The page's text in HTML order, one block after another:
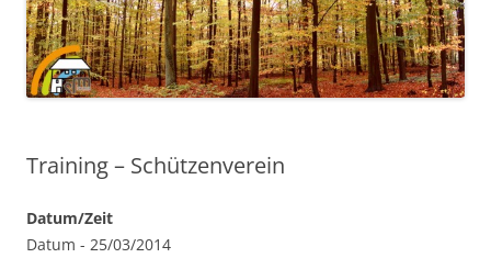
Training – Schützenverein
Datum/Zeit
Datum - 25/03/2014